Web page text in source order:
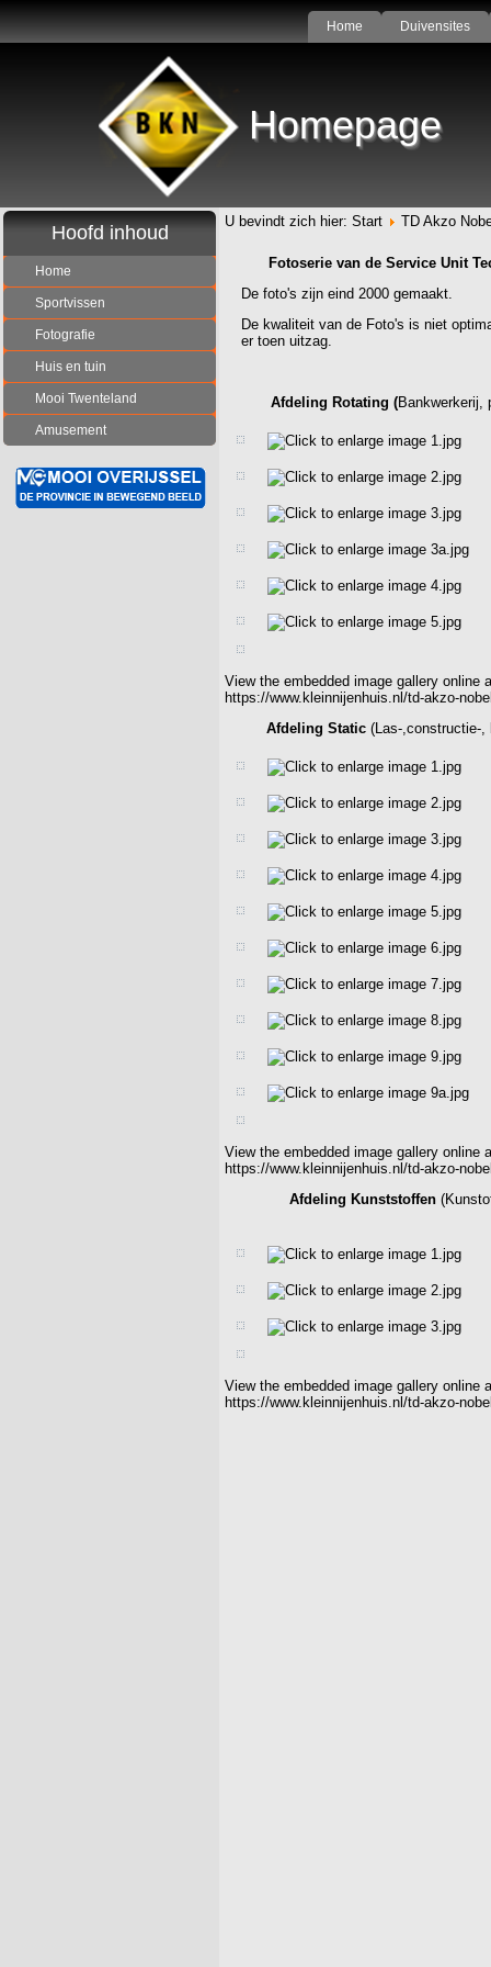
Home Duivensites
Homepage
Hoofd inhoud
Home
Sportvissen
Fotografie
Huis en tuin
Mooi Twenteland
Amusement
U bevindt zich hier: Start TD Akzo
Fotoserie van de Service Unit
De foto's zijn eind 2000 gemaakt.
De kwaliteit van de Foto's is niet
er toen uitzag.
Afdeling Rotating (Bankwerkerij,
View the embedded image gallery online
https://www.kleinnijenhuis.nl/td-akzo-
Afdeling Static (Las-,constructie-,
View the embedded image gallery online
https://www.kleinnijenhuis.nl/td-akzo-
Afdeling Kunststoffen
View the embedded image gallery online
https://www.kleinnijenhuis.nl/td-akzo-